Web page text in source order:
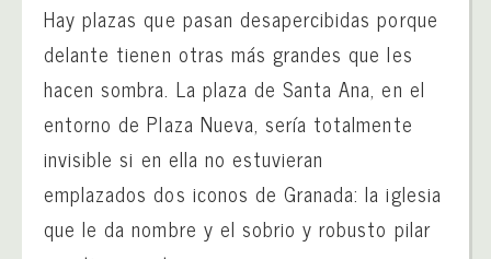
Hay plazas que pasan desapercibidas porque
delante tienen otras más grandes que les
hacen sombra. La plaza de Santa Ana, en el
entorno de Plaza Nueva, sería totalmente
invisible si en ella no estuvieran
emplazados dos iconos de Granada: la iglesia
que le da nombre y el sobrio y robusto pilar